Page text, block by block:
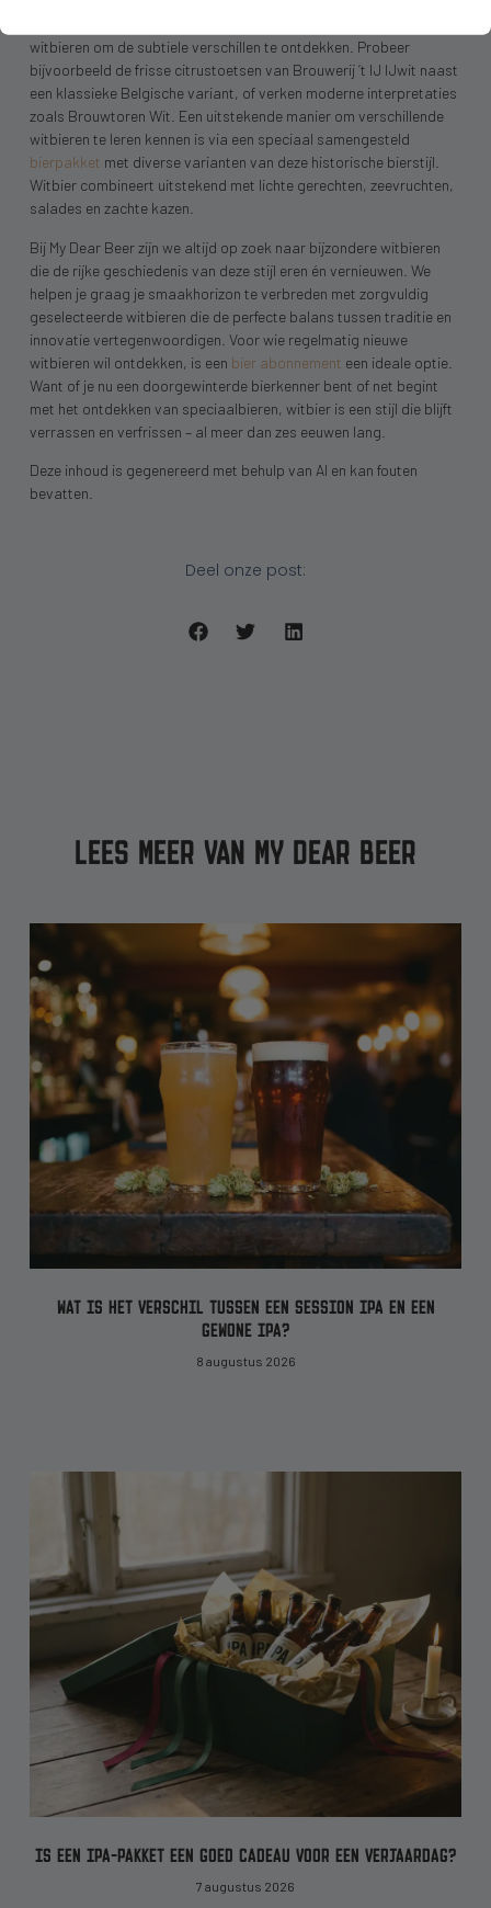
witbieren om de subtiele verschillen te ontdekken. Probeer
bijvoorbeeld de frisse citrustoetsen van Brouwerij ’t IJ IJwit naast
een klassieke Belgische variant, of verken moderne interpretaties
zoals Brouwtoren Wit. Een uitstekende manier om verschillende
witbieren te leren kennen is via een speciaal samengesteld
bierpakket met diverse varianten van deze historische bierstijl.
Witbier combineert uitstekend met lichte gerechten, zeevruchten,
salades en zachte kazen.
Bij My Dear Beer zijn we altijd op zoek naar bijzondere witbieren
die de rijke geschiedenis van deze stijl eren én vernieuwen. We
helpen je graag je smaakhorizon te verbreden met zorgvuldig
geselecteerde witbieren die de perfecte balans tussen traditie en
innovatie vertegenwoordigen. Voor wie regelmatig nieuwe
witbieren wil ontdekken, is een bier abonnement een ideale optie.
Want of je nu een doorgewinterde bierkenner bent of net begint
met het ontdekken van speciaalbieren, witbier is een stijl die blijft
verrassen en verfrissen – al meer dan zes eeuwen lang.
Deze inhoud is gegenereerd met behulp van AI en kan fouten
bevatten.
Deel onze post:
LEES MEER VAN MY DEAR BEER
WAT IS HET VERSCHIL TUSSEN EEN SESSION IPA EN EEN
GEWONE IPA?
8 augustus 2026
IS EEN IPA-PAKKET EEN GOED CADEAU VOOR EEN VERJAARDAG?
7 augustus 2026